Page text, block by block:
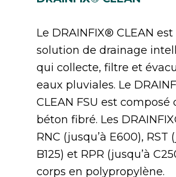
Le DRAINFIX® CLEAN
solution de drainage
qui collecte, filtre et
eaux pluviales. Le
CLEAN FSU est composé
béton fibré. Les
RNC (jusqu’à E600), RST
B125) et RPR (jusqu’à
corps en polypropylène.